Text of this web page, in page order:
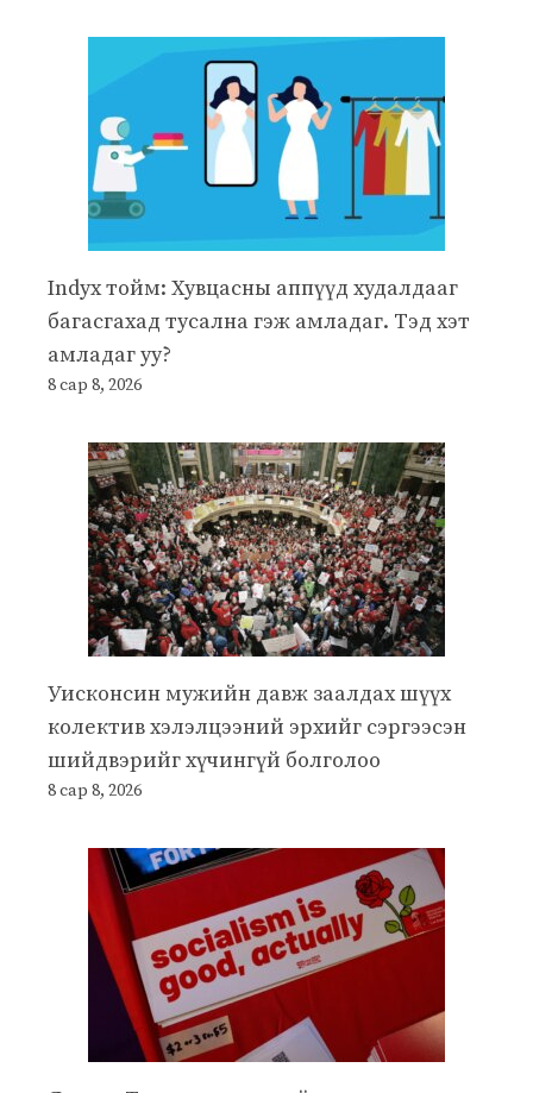
Indyx тойм: Хувцасны аппүүд худалдааг
багасгахад тусална гэж амладаг. Тэд хэт
амладаг уу?
8 сар 8, 2026
Уисконсин мужийн давж заалдах шүүх
колектив хэлэлцээний эрхийг сэргээсэн
шийдвэрийг хүчингүй болголоо
8 сар 8, 2026